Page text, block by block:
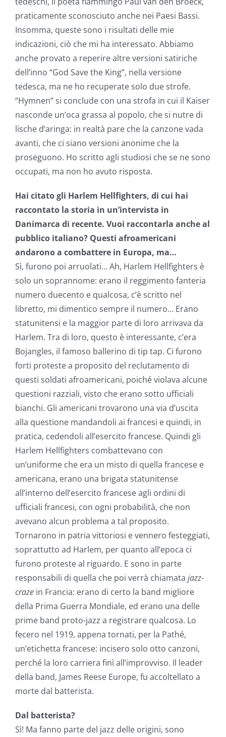
praticamente sconosciuto anche nei Paesi Bassi.
Insomma, queste sono i risultati delle mie
indicazioni, ciò che mi ha interessato. Abbiamo
anche provato a reperire altre versioni satiriche
dell’inno “God Save the King”, nella versione
tedesca, ma ne ho recuperate solo due strofe.
“Hymnen” si conclude con una strofa in cui il Kaiser
nasconde un’oca grassa al popolo, che si nutre di
lische d’aringa: in realtà pare che la canzone vada
avanti, che ci siano versioni anonime che la
proseguono. Ho scritto agli studiosi che se ne sono
occupati, ma non ho avuto risposta.
Hai citato gli Harlem Hellfighters, di cui hai
raccontato la storia in un’intervista in
Danimarca di recente. Vuoi raccontarla anche al
pubblico italiano? Questi afroamericani
andarono a combattere in Europa, ma…
Sì, furono poi arruolati… Ah, Harlem Hellfighters è
solo un soprannome: erano il reggimento fanteria
numero duecento e qualcosa, c’è scritto nel
libretto, mi dimentico sempre il numero… Erano
statunitensi e la maggior parte di loro arrivava da
Harlem. Tra di loro, questo è interessante, c’era
Bojangles, il famoso ballerino di tip tap. Ci furono
forti proteste a proposito del reclutamento di
questi soldati afroamericani, poiché violava alcune
questioni razziali, visto che erano sotto ufficiali
bianchi. Gli americani trovarono una via d’uscita
alla questione mandandoli ai francesi e quindi, in
pratica, cedendoli all’esercito francese. Quindi gli
Harlem Hellfighters combattevano con
un’uniforme che era un misto di quella francese e
americana, erano una brigata statunitense
all’interno dell’esercito francese agli ordini di
ufficiali francesi, con ogni probabilità, che non
avevano alcun problema a tal proposito.
Tornarono in patria vittoriosi e vennero festeggiati,
soprattutto ad Harlem, per quanto all’epoca ci
furono proteste al riguardo. E sono in parte
responsabili di quella che poi verrà chiamata jazz-
craze in Francia: erano di certo la band migliore
della Prima Guerra Mondiale, ed erano una delle
prime band proto-jazz a registrare qualcosa. Lo
fecero nel 1919, appena tornati, per la Pathé,
un’etichetta francese: incisero solo otto canzoni,
perché la loro carriera finì all’improvviso. Il leader
della band, James Reese Europe, fu accoltellato a
morte dal batterista.
Dal batterista?
Sì! Ma fanno parte del jazz delle origini, sono